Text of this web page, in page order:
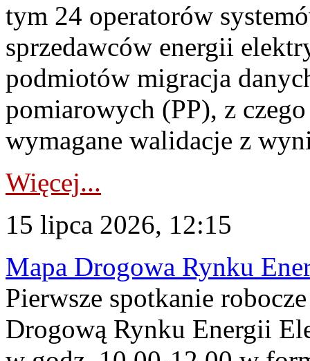
tym 24 operatorów
sprzedawców energii
podmiotów migracja
pomiarowych (PP), z
wymagane walidacje z
Więcej...
15 lipca 2026, 12:15
Mapa Drogowa Rynku
Pierwsze spotkanie
Drogową Rynku Energii